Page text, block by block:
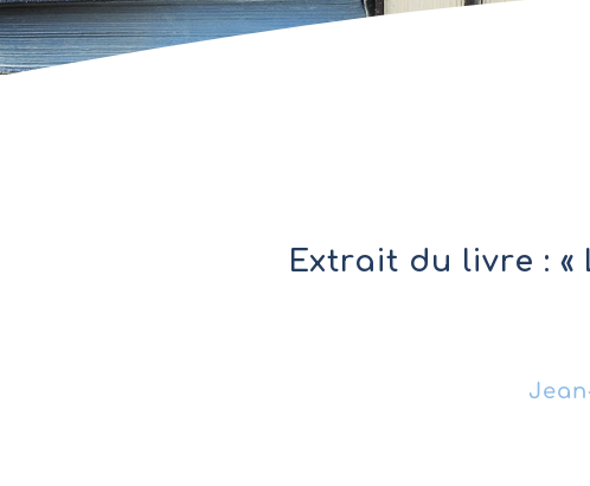
Extrait du livre :